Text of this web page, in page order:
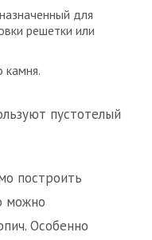
для
решетки или
камня.
пустотелый
построить
можно
Особенно